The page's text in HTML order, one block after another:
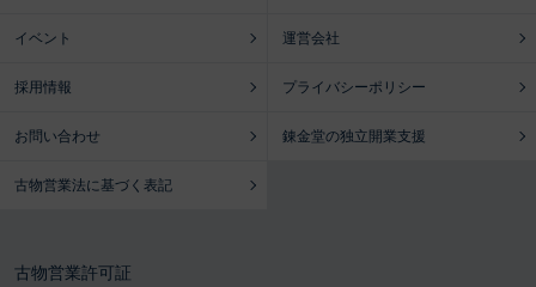
イベント 運営会社
採用情報 プライバシーポリシー
お問い合わせ 錬金堂の独立開業支援
古物営業法に基づく表記
古物営業許可証